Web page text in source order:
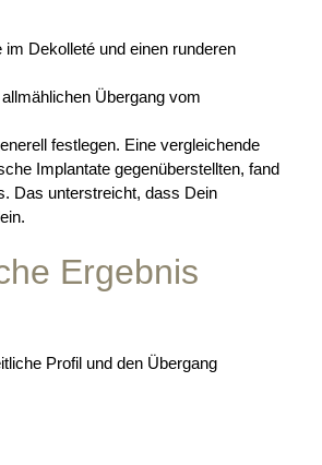
Dekolleté und einen runderen
Übergang vom
festlegen. Eine vergleichende
Implantate gegenüberstellten, fand
Das unterstreicht, dass Dein
Ergebnis
Profil und den Übergang